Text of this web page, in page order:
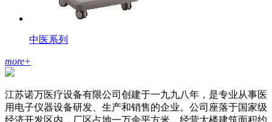
中医系列
more+
江苏诺万医疗设备有限公司创建于一九九八年，是专业从事医
用电子仪器设备研发、生产和销售的企业。公司座落于国家级
经济开发区内，厂区占地一万余平方米，经营大楼建筑面积约